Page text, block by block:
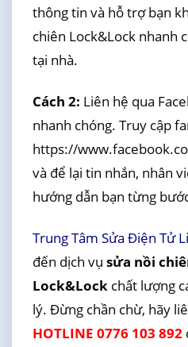
thông tin và hỗ trợ bạn
chiên Lock&Lock nhanh
tại nhà.
Cách 2: Liên hệ qua
nhanh chóng. Truy cập
https://
và để lại tin nhắn, nhân
hướng dẫn bạn từng
Trung Tâm Sửa Điện Tử
đến dịch vụ sửa nồi
Lock&Lockchất lượng
lý. Đừng chần chừ, hãy
HOTLINE 0776 103 892